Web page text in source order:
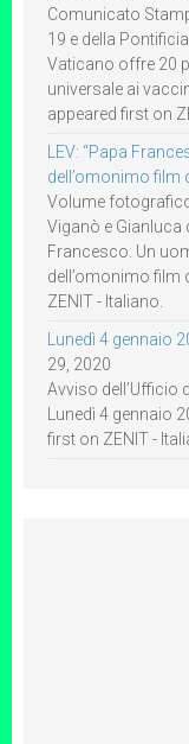
Comunicato
19 e della
Vaticano offre 20
universale ai
appeared first on
LEV: “Papa
dell’omonimo film
Volume
Viganò e Gianluca
Francesco. Un
dell’omonimo film
ZENIT - Italiano.
Lunedì 4 gennaio
29, 2020
Avviso dell’Ufficio
Lunedì 4 gennaio
first on ZENIT -